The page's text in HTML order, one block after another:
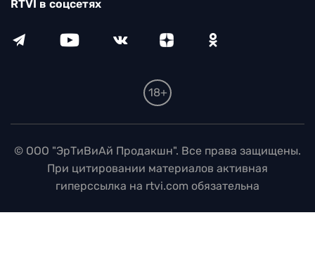
RTVI в соцсетях
18+
© ООО "ЭрТиВиАй Продакшн". Все права защищены.
При цитировании материалов активная
гиперссылка на rtvi.com обязательна